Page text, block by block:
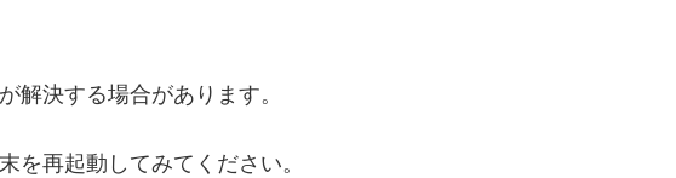
解決する場合があります。
を再起動してみてください。